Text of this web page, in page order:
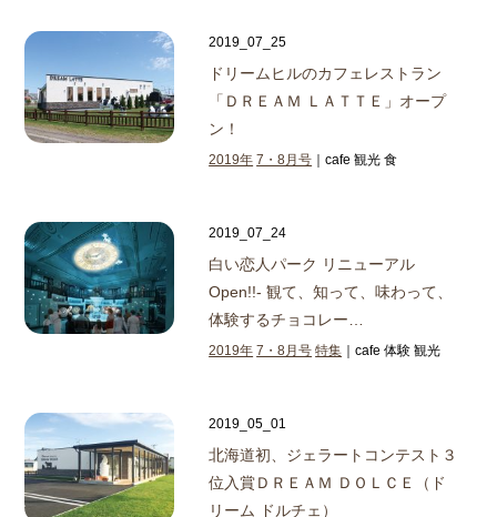
2019_07_25
ドリームヒルのカフェレストラン
「ＤＲＥＡＭ ＬＡＴＴＥ」オープ
ン！
2019年 7・8月号 ｜cafe 観光 食
2019_07_24
白い恋人パーク リニューアル
Open!!- 観て、知って、味わって、
体験するチョコレー…
2019年 7・8月号 特集 ｜cafe 体験 観光
2019_05_01
北海道初、ジェラートコンテスト３
位入賞ＤＲＥＡＭ ＤＯＬＣＥ（ド
リーム ドルチェ）